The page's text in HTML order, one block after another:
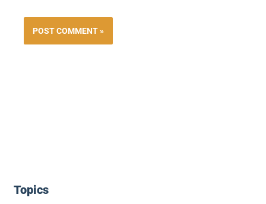
Topics